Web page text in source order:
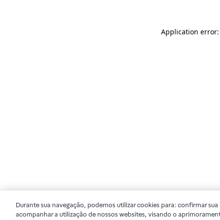
Application
Durante sua navegação, podemos utilizar cookies para: confirmar
acompanhar a utilização de nossos websites, visando o